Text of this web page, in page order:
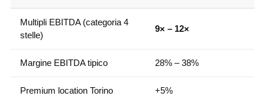
Multipli EBITDA (categoria 4
stelle)
9× – 12×
Margine EBITDA tipico 28% – 38%
Premium location Torino +5%